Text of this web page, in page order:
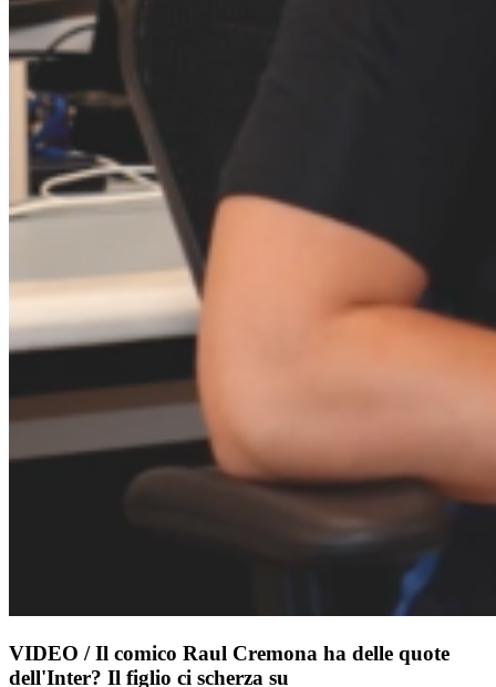
VIDEO / Il comico Raul Cremona ha delle quote
dell'Inter? Il figlio ci scherza su